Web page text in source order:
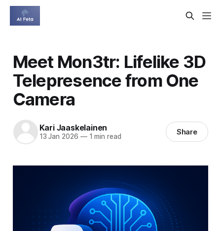
Meet Mon3tr: Lifelike 3D
Telepresence from One
Camera
Kari Jaaskelainen
13 Jan 2026 —1 min read Share